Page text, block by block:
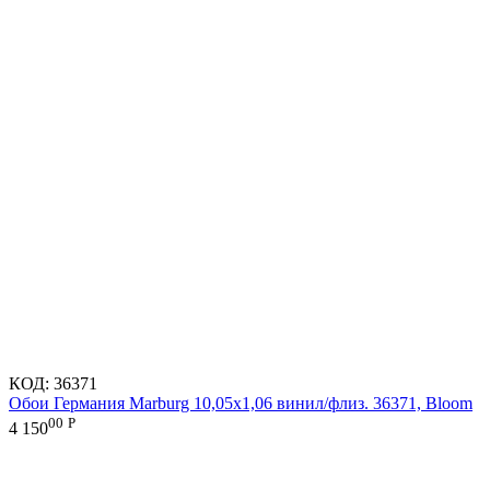
КОД: 36371
Обои Германия Marburg 10,05x1,06 винил/флиз. 36371, Bloom
4 15000 Р